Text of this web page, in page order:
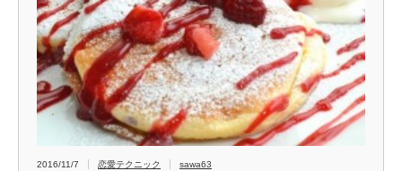
2016/11/7 恋愛テクニック sawa63